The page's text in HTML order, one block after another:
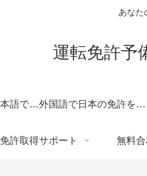
あなた
運転免許予
外国籍の方が日本語で受験される場合 外国語で日本の免許を取得する場合
免許取得サポート 無料